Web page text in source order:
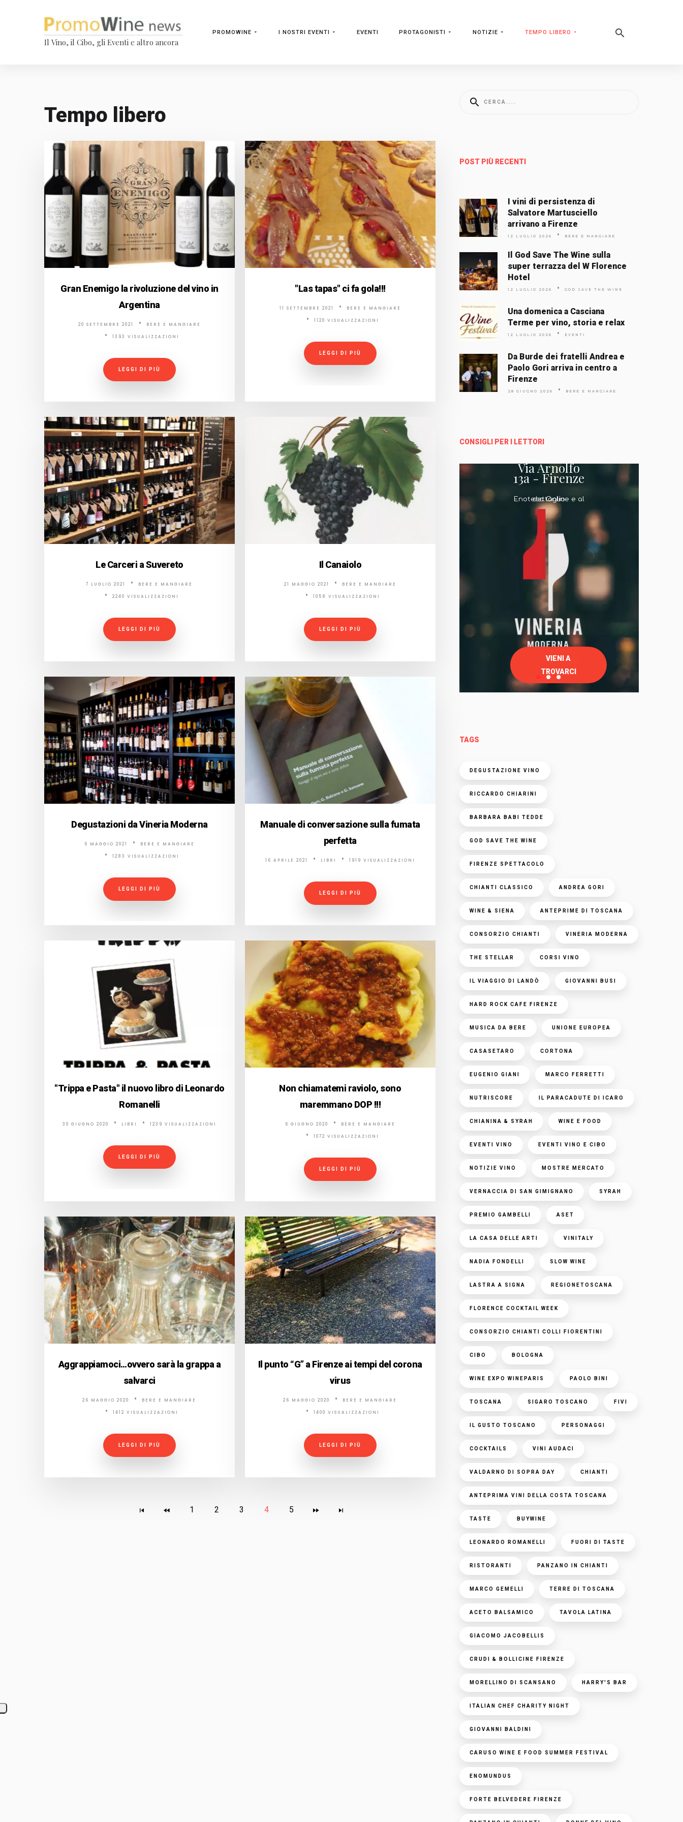
Il Vino, il Cibo, gli Eventi e altro ancora
PROMOWINE I NOSTRI EVENTI EVENTI PROTAGONISTI NOTIZIE TEMPO LIBERO
Tempo libero
Gran Enemigo la rivoluzione del vino in
Argentina
20 SETTEMBRE 2021 BERE E MANGIARE
1393 VISUALIZZAZIONI
LEGGI DI PIÙ
"Las tapas" ci fa gola!!!
11 SETTEMBRE 2021 BERE E MANGIARE
1120 VISUALIZZAZIONI
LEGGI DI PIÙ
Le Carceri a Suvereto
7 LUGLIO 2021 BERE E MANGIARE
2240 VISUALIZZAZIONI
LEGGI DI PIÙ
Il Canaiolo
21 MAGGIO 2021 BERE E MANGIARE
1058 VISUALIZZAZIONI
LEGGI DI PIÙ
Degustazioni da Vineria Moderna
6 MAGGIO 2021 BERE E MANGIARE
1283 VISUALIZZAZIONI
LEGGI DI PIÙ
Manuale di conversazione sulla fumata
perfetta
16 APRILE 2021 LIBRI 1919 VISUALIZZAZIONI
LEGGI DI PIÙ
"Trippa e Pasta" il nuovo libro di Leonardo
Romanelli
30 GIUGNO 2020 LIBRI 1239 VISUALIZZAZIONI
LEGGI DI PIÙ
Non chiamatemi raviolo, sono
maremmano DOP !!!
6 GIUGNO 2020 BERE E MANGIARE
1072 VISUALIZZAZIONI
LEGGI DI PIÙ
Aggrappiamoci…ovvero sarà la grappa a
salvarci
26 MAGGIO 2020 BERE E MANGIARE
1412 VISUALIZZAZIONI
LEGGI DI PIÙ
Il punto “G” a Firenze ai tempi del corona
virus
26 MAGGIO 2020 BERE E MANGIARE
1400 VISUALIZZAZIONI
LEGGI DI PIÙ
1 2 3 4 5
POST PIÙ RECENTI
I vini di persistenza di
Salvatore Martusciello
arrivano a Firenze
12 LUGLIO 2026 BERE E MANGIARE
Il God Save The Wine sulla
super terrazza del W Florence
Hotel
12 LUGLIO 2026 GOD SAVE THE WINE
Una domenica a Casciana
Terme per vino, storia e relax
12 LUGLIO 2026 EVENTI
Da Burde dei fratelli Andrea e
Paolo Gori arriva in centro a
Firenze
28 GIUGNO 2026 BERE E MANGIARE
CONSIGLI PER I LETTORI
Via Arnolfo
13a - Firenze
Enoteca Online e al dettaglio
VIENI A
TROVARCI
TAGS
DEGUSTAZIONE VINO
RICCARDO CHIARINI
BARBARA BABI TEDDE
GOD SAVE THE WINE
FIRENZE SPETTACOLO
CHIANTI CLASSICO ANDREA GORI
WINE & SIENA ANTEPRIME DI TOSCANA
CONSORZIO CHIANTI VINERIA MODERNA
THE STELLAR CORSI VINO
IL VIAGGIO DI LANDÒ GIOVANNI BUSI
HARD ROCK CAFE FIRENZE
MUSICA DA BERE UNIONE EUROPEA
CASASETARO CORTONA
EUGENIO GIANI MARCO FERRETTI
NUTRISCORE IL PARACADUTE DI ICARO
CHIANINA & SYRAH WINE E FOOD
EVENTI VINO EVENTI VINO E CIBO
NOTIZIE VINO MOSTRE MERCATO
VERNACCIA DI SAN GIMIGNANO SYRAH
PREMIO GAMBELLI ASET
LA CASA DELLE ARTI VINITALY
NADIA FONDELLI SLOW WINE
LASTRA A SIGNA REGIONETOSCANA
FLORENCE COCKTAIL WEEK
CONSORZIO CHIANTI COLLI FIORENTINI
CIBO BOLOGNA
WINE EXPO WINEPARIS PAOLO BINI
TOSCANA SIGARO TOSCANO FIVI
IL GUSTO TOSCANO PERSONAGGI
COCKTAILS VINI AUDACI
VALDARNO DI SOPRA DAY CHIANTI
ANTEPRIMA VINI DELLA COSTA TOSCANA
TASTE BUYWINE
LEONARDO ROMANELLI FUORI DI TASTE
RISTORANTI PANZANO IN CHIANTI
MARCO GEMELLI TERRE DI TOSCANA
ACETO BALSAMICO TAVOLA LATINA
GIACOMO JACOBELLIS
CRUDI & BOLLICINE FIRENZE
MORELLINO DI SCANSANO HARRY'S BAR
ITALIAN CHEF CHARITY NIGHT
GIOVANNI BALDINI
CARUSO WINE E FOOD SUMMER FESTIVAL
ENOMUNDUS
FORTE BELVEDERE FIRENZE